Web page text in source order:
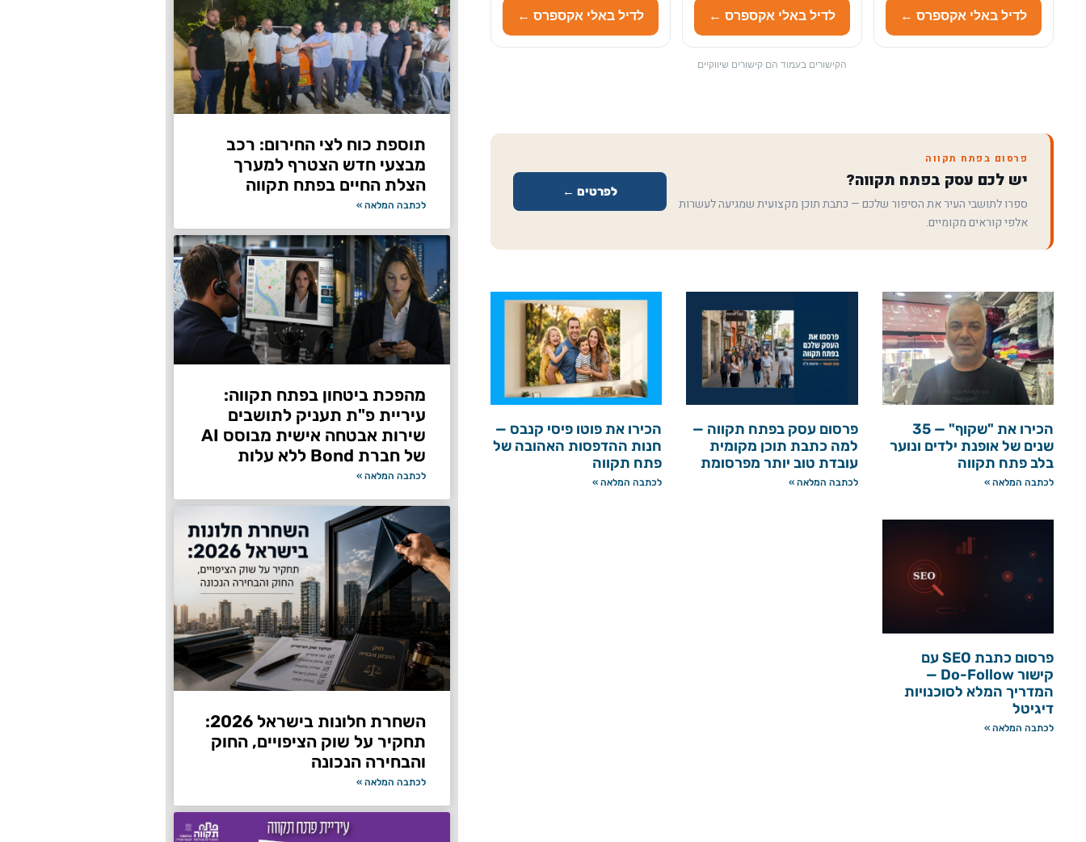
לדיל באלי אקספרס ← לדיל באלי אקספרס ← לדיל באלי אקספרס ←
הקישורים בעמוד הם קישורים שיווקיים
פרסום בפתח תקווה
יש לכם עסק בפתח תקווה?
ספרו לתושבי העיר את הסיפור שלכם — כתבת תוכן מקצועית שמגיעה לעשרות
אלפי קוראים מקומיים.
לפרטים ←
הכירו את "שקוף" — 35
שנים של אופנת ילדים ונוער
בלב פתח תקווה
לכתבה המלאה »
פרסום עסק בפתח תקווה —
למה כתבת תוכן מקומית
עובדת טוב יותר מפרסומת
לכתבה המלאה »
הכירו את פוטו פיסי קנבס —
חנות ההדפסות האהובה של
פתח תקווה
לכתבה המלאה »
פרסום כתבת SEO עם
קישור Do-Follow —
המדריך המלא לסוכנויות
דיגיטל
לכתבה המלאה »
תוספת כוח לצי החירום: רכב
מבצעי חדש הצטרף למערך
הצלת החיים בפתח תקווה
לכתבה המלאה »
מהפכת ביטחון בפתח תקווה:
עיריית פ"ת תעניק לתושבים
שירות אבטחה אישית מבוסס AI
של חברת Bond ללא עלות
לכתבה המלאה »
השחרת חלונות בישראל 2026:
תחקיר על שוק הציפויים, החוק
והבחירה הנכונה
לכתבה המלאה »